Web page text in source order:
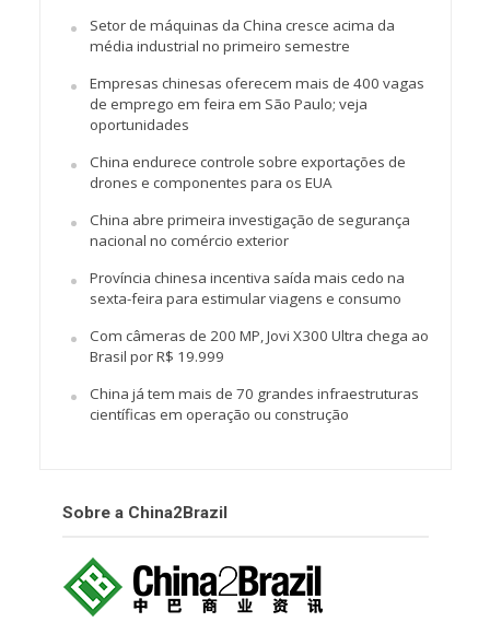
Setor de máquinas da China cresce acima da
média industrial no primeiro semestre
Empresas chinesas oferecem mais de 400 vagas
de emprego em feira em São Paulo; veja
oportunidades
China endurece controle sobre exportações de
drones e componentes para os EUA
China abre primeira investigação de segurança
nacional no comércio exterior
Província chinesa incentiva saída mais cedo na
sexta-feira para estimular viagens e consumo
Com câmeras de 200 MP, Jovi X300 Ultra chega ao
Brasil por R$ 19.999
China já tem mais de 70 grandes infraestruturas
científicas em operação ou construção
Sobre a China2Brazil